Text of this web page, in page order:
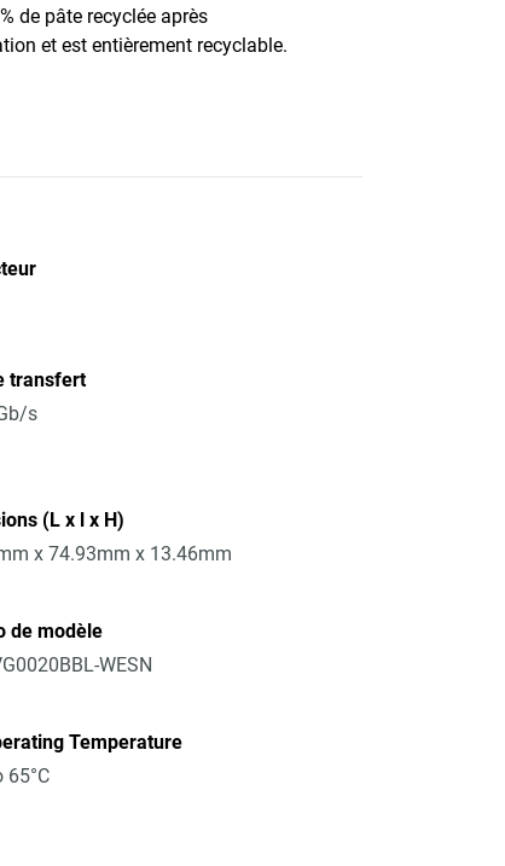
de pâte recyclée après
et est entièrement recyclable.
transfert
s
(L x l x H)
x 74.93mm x 13.46mm
de modèle
WESN
Temperature
65°C